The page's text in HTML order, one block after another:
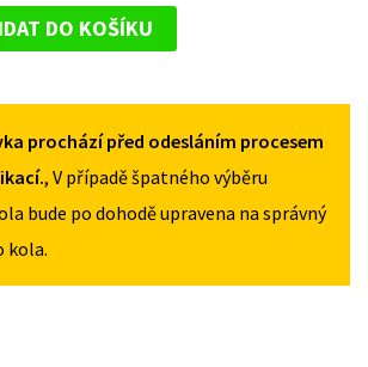
2012
DO KOŠÍKU
prochází před odesláním procesem
, V případě špatného výběru
bude po dohodě upravena na správný
kola.